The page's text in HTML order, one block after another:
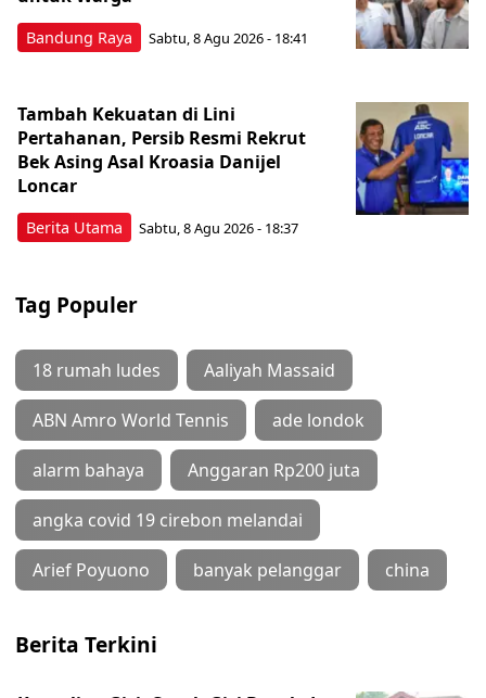
Bandung Raya Sabtu, 8 Agu 2026 - 18:41
Berita Utama
Tambah Kekuatan di Lini
Pertahanan, Persib Resmi Rekrut
Bek Asing Asal Kroasia Danijel
Loncar
Sabtu, 8 Agu 2026 - 18:37
Tag Populer
18 rumah ludes Aaliyah Massaid
ABN Amro World Tennis ade londok
alarm bahaya Anggaran Rp200 juta
angka covid 19 cirebon melandai
Arief Poyuono banyak pelanggar china
Berita Terkini